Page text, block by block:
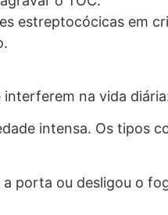
estreptocócicas em
na vida
intensa. Os tipos
porta ou desligou o